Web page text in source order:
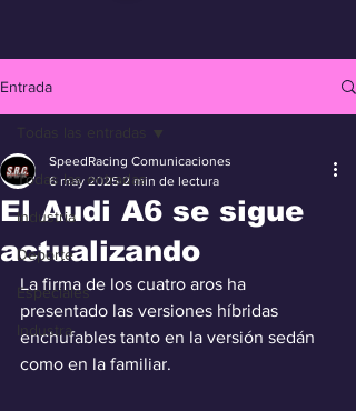
Entrada
Todas las entradas
Industria
Deporte
Especiales
Industra
Todas las entradas
El Audi A6 se sigue
actualizando
SpeedRacing Comunicaciones
6 may 2025 2 min de lectura
La firma de los cuatro aros ha
presentado las versiones híbridas
enchufables tanto en la versión sedán
como en la familiar.